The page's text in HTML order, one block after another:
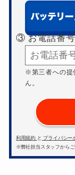
③ お電話番
※第三者への提
ん。
利用規約 と プライバシー
※弊社担当スタッフからご